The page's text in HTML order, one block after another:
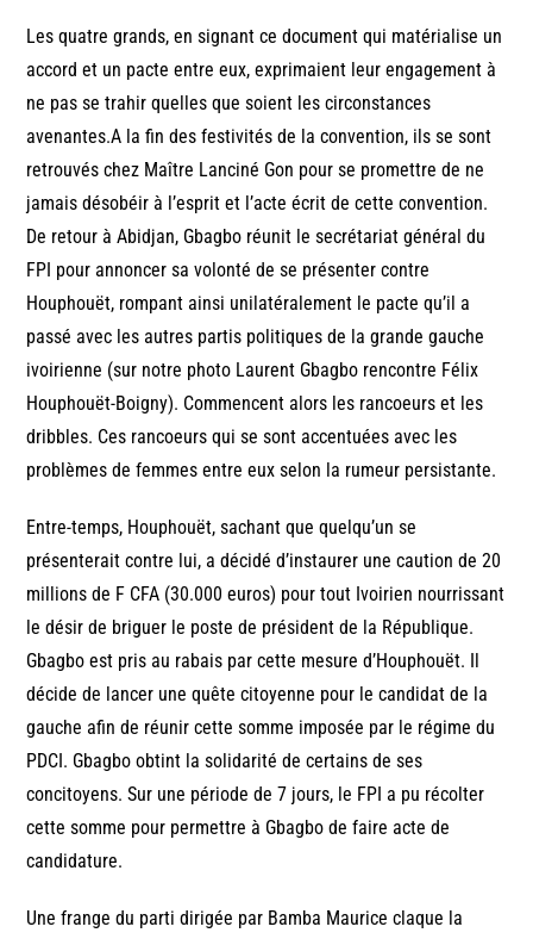
Les quatre grands, en signant ce document qui matérialise un
accord et un pacte entre eux, exprimaient leur engagement à
ne pas se trahir quelles que soient les circonstances
avenantes.A la fin des festivités de la convention, ils se sont
retrouvés chez Maître Lanciné Gon pour se promettre de ne
jamais désobéir à l’esprit et l’acte écrit de cette convention.
De retour à Abidjan, Gbagbo réunit le secrétariat général du
FPI pour annoncer sa volonté de se présenter contre
Houphouët, rompant ainsi unilatéralement le pacte qu’il a
passé avec les autres partis politiques de la grande gauche
ivoirienne (sur notre photo Laurent Gbagbo rencontre Félix
Houphouët-Boigny). Commencent alors les rancoeurs et les
dribbles. Ces rancoeurs qui se sont accentuées avec les
problèmes de femmes entre eux selon la rumeur persistante.
Entre-temps, Houphouët, sachant que quelqu’un se
présenterait contre lui, a décidé d’instaurer une caution de 20
millions de F CFA (30.000 euros) pour tout Ivoirien nourrissant
le désir de briguer le poste de président de la République.
Gbagbo est pris au rabais par cette mesure d’Houphouët. Il
décide de lancer une quête citoyenne pour le candidat de la
gauche afin de réunir cette somme imposée par le régime du
PDCI. Gbagbo obtint la solidarité de certains de ses
concitoyens. Sur une période de 7 jours, le FPI a pu récolter
cette somme pour permettre à Gbagbo de faire acte de
candidature.
Une frange du parti dirigée par Bamba Maurice claque la